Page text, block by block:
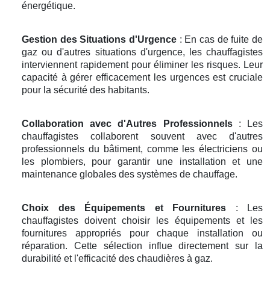
énergétique.
Gestion des Situations d'Urgence : En cas de fuite de
gaz ou d'autres situations d'urgence, les chauffagistes
interviennent rapidement pour éliminer les risques. Leur
capacité à gérer efficacement les urgences est cruciale
pour la sécurité des habitants.
Collaboration avec d'Autres Professionnels: Les
chauffagistes collaborent souvent avec d'autres
professionnels du bâtiment, comme les électriciens ou
les plombiers, pour garantir une installation et une
maintenance globales des systèmes de chauffage.
Choix des Équipements et Fournitures : Les
chauffagistes doivent choisir les équipements et les
fournitures appropriés pour chaque installation ou
réparation. Cette sélection influe directement sur la
durabilité et l'efficacité des chaudières à gaz.